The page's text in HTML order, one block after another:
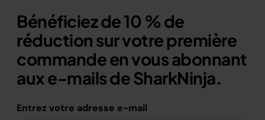
Bénéficiez de 10 % de
réduction sur votre première
commande en vous abonnant
aux e-mails de SharkNinja.
Entrez votre adresse e-mail